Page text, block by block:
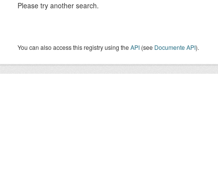
Please try another search.
You can also access this registry using theAPI (see Documente API).